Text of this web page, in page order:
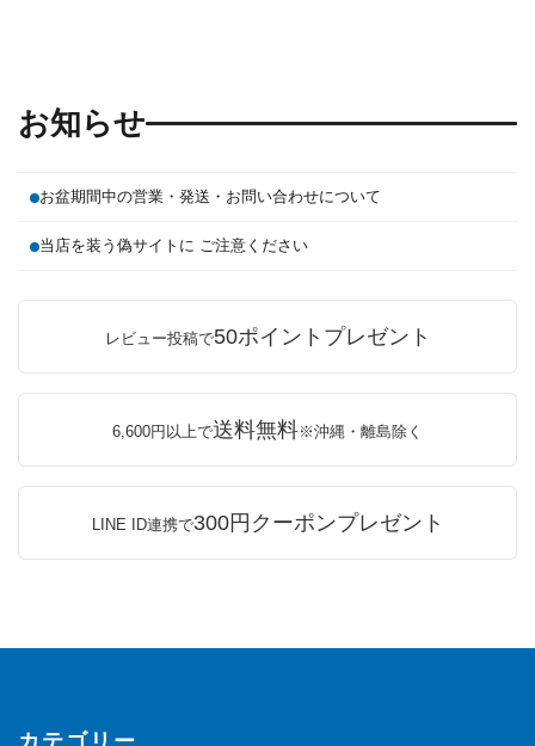
お知らせ
お盆期間中の営業・発送・お問い合わせについて
当店を装う偽サイトに ご注意ください
レビュー投稿で50ポイントプレゼント
6,600円以上で送料無料※沖縄・離島除く
LINE ID連携で300円クーポンプレゼント
カテゴリー